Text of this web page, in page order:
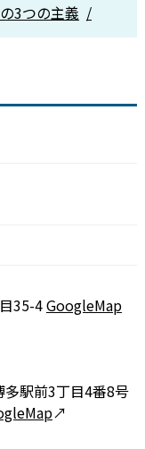
3つの主義
35-4GoogleMap
駅前3丁目4番8号
↗